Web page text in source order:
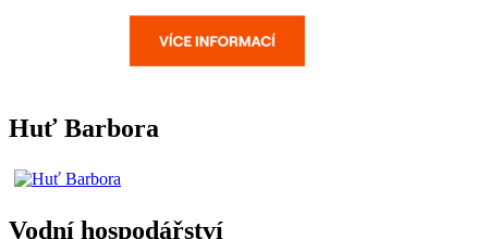
Huť Barbora
Vodní hospodářství